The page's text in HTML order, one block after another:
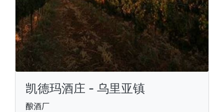
凯德玛酒庄 - 乌里亚镇
酿酒厂